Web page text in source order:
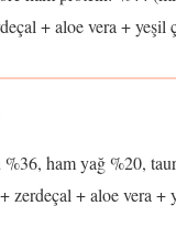
+ aloe vera +
%36, ham yağ %20,
zerdeçal + aloe vera +